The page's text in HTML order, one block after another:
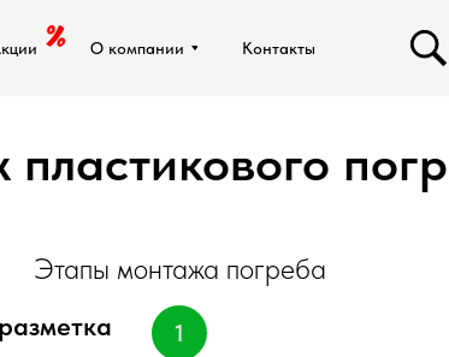
О компании Контакты
О компании Контакты
Этапы монтажа погреба